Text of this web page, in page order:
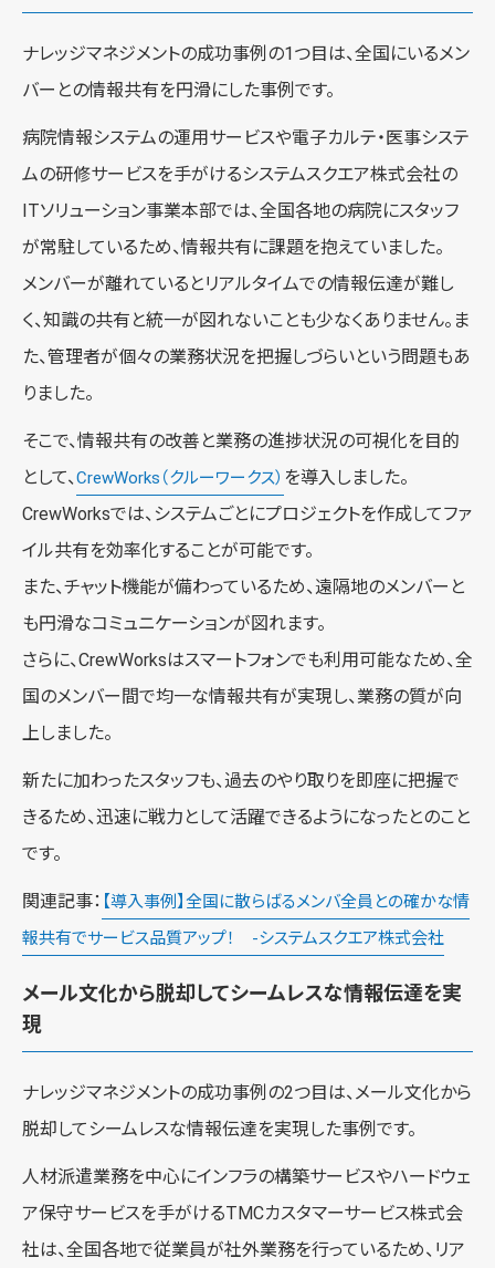
ナレッジマネジメントの成功事例の1つ目は、全国にいるメン
バーとの情報共有を円滑にした事例です。
病院情報システムの運用サービスや電子カルテ・医事システ
ムの研修サービスを手がけるシステムスクエア株式会社の
ITソリューション事業本部では、全国各地の病院にスタッフ
が常駐しているため、情報共有に課題を抱えていました。
メンバーが離れているとリアルタイムでの情報伝達が難し
く、知識の共有と統一が図れないことも少なくありません。ま
た、管理者が個々の業務状況を把握しづらいという問題もあ
りました。
そこで、情報共有の改善と業務の進捗状況の可視化を目的
として、CrewWorks（クルーワークス） を導入しました。
CrewWorksでは、システムごとにプロジェクトを作成してファ
イル共有を効率化することが可能です。
また、チャット機能が備わっているため、遠隔地のメンバーと
も円滑なコミュニケーションが図れます。
さらに、CrewWorksはスマートフォンでも利用可能なため、全
国のメンバー間で均一な情報共有が実現し、業務の質が向
上しました。
新たに加わったスタッフも、過去のやり取りを即座に把握で
きるため、迅速に戦力として活躍できるようになったとのこと
です。
関連記事： 【導入事例】全国に散らばるメンバ全員との確かな情
報共有でサービス品質アップ！ -システムスクエア株式会社
メール文化から脱却してシームレスな情報伝達を実
現
ナレッジマネジメントの成功事例の2つ目は、メール文化から
脱却してシームレスな情報伝達を実現した事例です。
人材派遣業務を中心にインフラの構築サービスやハードウェ
ア保守サービスを手がけるTMCカスタマーサービス株式会
社は、全国各地で従業員が社外業務を行っているため、リア